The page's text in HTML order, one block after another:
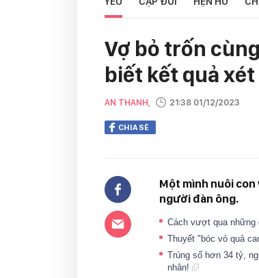
Vợ bỏ trốn
biết kết quả
AN THANH, 21:38 01/12/2023
CHIA SẺ
Một mình nuôi con
người đàn ông.
Cách vượt qua những
Thuyết "bóc vỏ quả
Trúng số hơn 34 tỷ,
nhân!